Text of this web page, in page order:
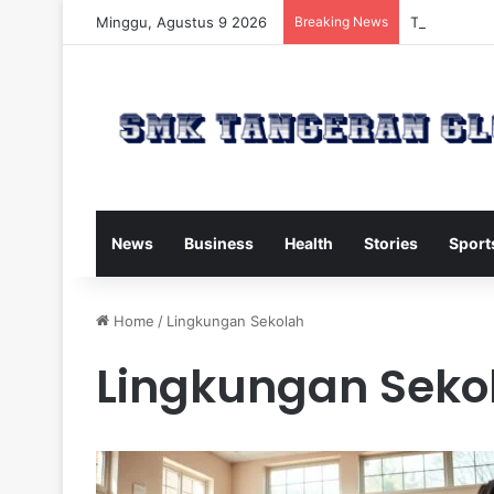
Minggu, Agustus 9 2026 Breaking News Trump
News Business Health Stories
Home / Lingkungan Sekolah
Lingkungan